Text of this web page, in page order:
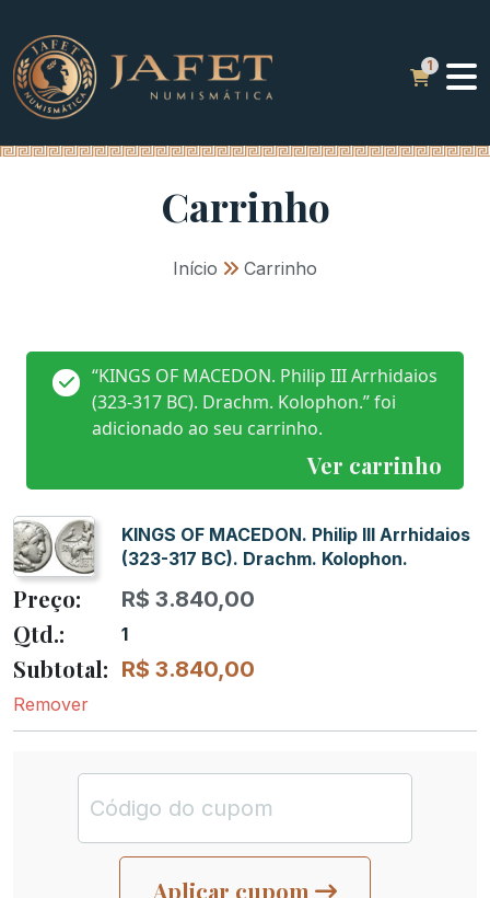
Carrinho
Início » Carrinho
Ver carrinho
“KINGS OF MACEDON. Philip III Arrhidaios
(323-317 BC). Drachm. Kolophon.” foi
adicionado ao seu carrinho.
KINGS OF MACEDON. Philip III Arrhidaios
(323-317 BC). Drachm. Kolophon.
R$ 3.840,00
1
R$ 3.840,00
Remover
Aplicar cupom